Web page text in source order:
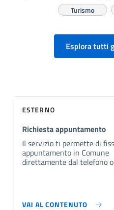
Turismo
Esplora tutti
ESTERNO
Richiesta appuntamento
Il servizio ti permette di
appuntamento in Comune
direttamente dal telefono
VAI AL CONTENUTO